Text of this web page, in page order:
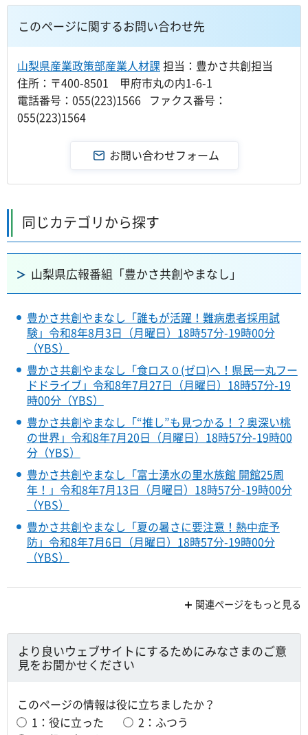
このページに関するお問い合わせ先
山梨県産業政策部産業人材課担当：豊かさ共創担当
住所：〒400-8501 甲府市丸の内1-6-1
電話番号：055(223)1566 ファクス番号：
055(223)1564
同じカテゴリから探す
山梨県広報番組「豊かさ共創やまなし」
豊かさ共創やまなし「誰もが活躍！難病患者採用試
験」令和8年8月3日（月曜日）18時57分-19時00分
（YBS）
豊かさ共創やまなし「食ロス０(ゼロ)へ！県民一丸フー
ドドライブ」令和8年7月27日（月曜日）18時57分-19
時00分（YBS）
豊かさ共創やまなし「“推し”も見つかる！？奥深い桃
の世界」令和8年7月20日（月曜日）18時57分-19時00
分（YBS）
豊かさ共創やまなし「富士湧水の里水族館 開館25周
年！」令和8年7月13日（月曜日）18時57分-19時00分
（YBS）
豊かさ共創やまなし「夏の暑さに要注意！熱中症予
防」令和8年7月6日（月曜日）18時57分-19時00分
（YBS）
関連ページをもっと見る
より良いウェブサイトにするためにみなさまのご意
見をお聞かせください
このページの情報は役に立ちましたか？
1：役に立った
2：ふつう